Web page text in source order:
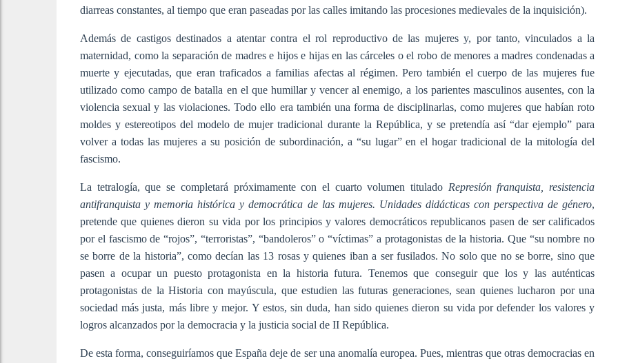
diarreas constantes, al tiempo que eran paseadas por las calles imitando las procesiones medievales de la inquisición).
Además de castigos destinados a atentar contra el rol reproductivo de las mujeres y, por tanto, vinculados a la
maternidad, como la separación de madres e hijos e hijas en las cárceles o el robo de menores a madres condenadas a
muerte y ejecutadas, que eran traficados a familias afectas al régimen. Pero también el cuerpo de las mujeres fue
utilizado como campo de batalla en el que humillar y vencer al enemigo, a los parientes masculinos ausentes, con la
violencia sexual y las violaciones. Todo ello era también una forma de disciplinarlas, como mujeres que habían roto
moldes y estereotipos del modelo de mujer tradicional durante la República, y se pretendía así “dar ejemplo” para
volver a todas las mujeres a su posición de subordinación, a “su lugar” en el hogar tradicional de la mitología del
fascismo.
La tetralogía, que se completará próximamente con el cuarto volumen titulado Represión franquista, resistencia
antifranquista y memoria histórica y democrática de las mujeres. Unidades didácticas con perspectiva de género,
pretende que quienes dieron su vida por los principios y valores democráticos republicanos pasen de ser calificados
por el fascismo de “rojos”, “terroristas”, “bandoleros” o “víctimas” a protagonistas de la historia. Que “su nombre no
se borre de la historia”, como decían las 13 rosas y quienes iban a ser fusilados. No solo que no se borre, sino que
pasen a ocupar un puesto protagonista en la historia futura. Tenemos que conseguir que los y las auténticas
protagonistas de la Historia con mayúscula, que estudien las futuras generaciones, sean quienes lucharon por una
sociedad más justa, más libre y mejor. Y estos, sin duda, han sido quienes dieron su vida por defender los valores y
logros alcanzados por la democracia y la justicia social de II República.
De esta forma, conseguiríamos que España deje de ser una anomalía europea. Pues, mientras que otras democracias en